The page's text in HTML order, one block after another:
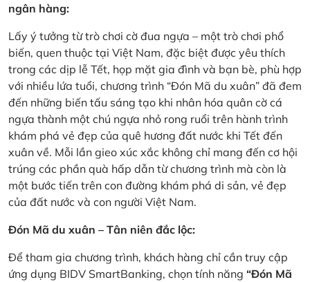
ngân hàng:
Lấy ý tưởng từ trò chơi cờ đua ngựa – một trò chơi phổ
biến, quen thuộc tại Việt Nam, đặc biệt được yêu thích
trong các dịp lễ Tết, họp mặt gia đình và bạn bè, phù hợp
với nhiều lứa tuổi, chương trình “Đón Mã du xuân” đã đem
đến những biến tấu sáng tạo khi nhân hóa quân cờ cá
ngựa thành một chú ngựa nhỏ rong ruổi trên hành trình
khám phá vẻ đẹp của quê hương đất nước khi Tết đến
xuân về. Mỗi lần gieo xúc xắc không chỉ mang đến cơ hội
trúng các phần quà hấp dẫn từ chương trình mà còn là
một bước tiến trên con đường khám phá di sản, vẻ đẹp
của đất nước và con người Việt Nam.
Đón Mã du xuân – Tân niên đắc lộc:
Để tham gia chương trình, khách hàng chỉ cần truy cập
ứng dụng BIDV SmartBanking, chọn tính năng “Đón Mã